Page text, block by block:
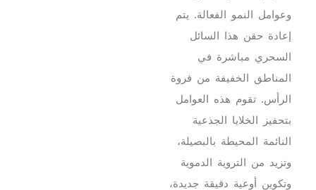
وعوامل النمو الفعالة. يتم
إعادة حقن هذا السائل
السحري مباشرة في
المناطق الخفيفة من فروة
الرأس. تقوم هذه العوامل
بتحفيز الخلايا الجذعية
النائمة المحيطة بالبصيلة،
وتزيد من التروية الدموية
وتكوين أوعية دقيقة جديدة،